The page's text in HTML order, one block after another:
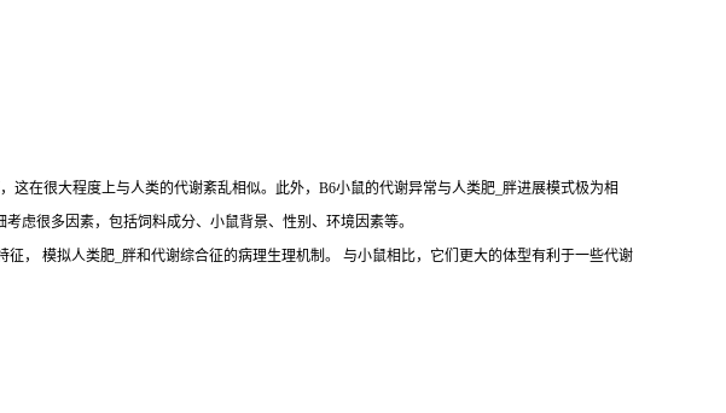
在很大程度上与人类的代谢紊乱相似。此外，B6小鼠的代谢异常与人类肥_胖进展模式极为相
虑很多因素，包括饲料成分、小鼠背景、性别、环境因素等。
征， 模拟人类肥_胖和代谢综合征的病理生理机制。 与小鼠相比，它们更大的体型有利于一些代谢